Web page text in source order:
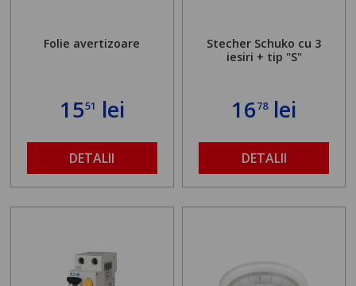
Folie avertizoare
1551 lei
DETALII
Stecher Schuko cu 3
iesiri + tip "S"
1678lei
DETALII